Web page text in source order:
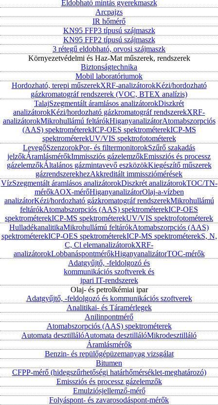
Eldobható mintás gyerekmaszk
Arcpajzs
IR hőmérő
KN95 FFP3 típusú szájmaszk
KN95 FFP2 típusú szájmaszk
3 rétegű eldobható, orvosi szájmaszk
Környezetvédelmi és Haz-Mat műszerek, rendszerek
Biztonságtechnika
Mobil laboratóriumok
Hordozható, terepi műszerekXRF-analizátorokKézi/hordozható
gázkromatográf rendszerek (VOC, BTEX analízis)
TalajSzegmentált áramlásos analizátorokDiszkrét
analizátorokKézi/hordozható gázkromatográf rendszerekXRF-
analizátorokMikrohullámú feltárókHiganyanalizátorAtomabszorpciós
(AAS) spektrométerekICP-OES spektrométerekICP-MS
spektrométerekUV/VIS spektrofotométerek
LevegőSzenzorokPor- és filtermonitorokSzűrő szakadás
jelzőkÁramlásmérőkImmissziós gázelemzőkEmissziós és processz
gázelemzőkÁltalános gázmintavevő eszközökKiegészítő műszerek
gázrendszerekhezAkkreditált immissziómérések
VízSzegmentált áramlásos analizátorokDiszkrét analizátorokTOC/TN-
mérőkAOX-mérőHiganyanalizátorOlaj-a-vízben
analizátorKézi/hordozható gázkromatográf rendszerekMikrohullámú
feltárókAtomabszorpciós (AAS) spektrométerekICP-OES
spektrométerekICP-MS spektrométerekUV/VIS spektrofotométerek
HulladékanalitikaMikrohullámú feltárókAtomabszorpciós (AAS)
spektrométerekICP-OES spektrométerekICP-MS spektrométerekS, N,
C, Cl elemanalizátorokXRF-
analizátorokLobbanáspontmérőkHiganyanalizátorTOC-mérők
Adatgyűjtő, -feldolgozó és
kommunikációs szoftverek és
ipari IT-rendszerek
Olaj- és petrolkémiai ipar
Adatgyűjtő, -feldolgozó és kommunikációs szoftverek
Analitikai- és Táramérlegek
Anilinpontmérő
Atomabszorpciós (AAS) spektrométerek
Automata desztillálóAutomata desztillálóMikrodesztilláló
Áramlásmérők
Benzin- és repülőgépüzemanyag vizsgálat
Bitumen
CFPP-mérő (hidegszűrhetőségi határhőmérséklet-meghatározó)
Emissziós és processz gázelemzők
Emulziósjellemző-mérő
Folyáspont- és zavarosodáspont-mérők